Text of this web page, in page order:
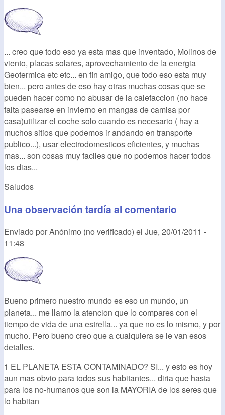
... creo que todo eso ya esta mas que inventado, Molinos de
viento, placas solares, aprovechamiento de la energia
Geotermica etc etc... en fin amigo, que todo eso esta muy
bien... pero antes de eso hay otras muchas cosas que se
pueden hacer como no abusar de la calefaccion (no hace
falta pasearse en invierno en mangas de camisa por
casa)utilizar el coche solo cuando es necesario ( hay a
muchos sitios que podemos ir andando en transporte
publico...), usar electrodomesticos eficientes, y muchas
mas... son cosas muy faciles que no podemos hacer todos
los dias...
Saludos
Una observación tardía al comentario
Enviado porAnónimo (no verificado) el Jue, 20/01/2011 -
11:48
Bueno primero nuestro mundo es eso un mundo, un
planeta... me llamo la atencion que lo compares con el
tiempo de vida de una estrella... ya que no es lo mismo, y por
mucho. Pero bueno creo que a cualquiera se le van esos
detalles.
1 EL PLANETA ESTA CONTAMINADO? SI... y esto es hoy
aun mas obvio para todos sus habitantes... diria que hasta
para los no-humanos que son la MAYORIA de los seres que
lo habitan